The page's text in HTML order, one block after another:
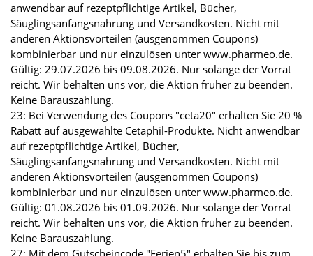
anwendbar auf rezeptpflichtige Artikel, Bücher,
Säuglingsanfangsnahrung und Versandkosten. Nicht mit
anderen Aktionsvorteilen (ausgenommen Coupons)
kombinierbar und nur einzulösen unter www.pharmeo.de.
Gültig: 29.07.2026 bis 09.08.2026. Nur solange der Vorrat
reicht. Wir behalten uns vor, die Aktion früher zu beenden.
Keine Barauszahlung.
23: Bei Verwendung des Coupons "ceta20" erhalten Sie 20 %
Rabatt auf ausgewählte Cetaphil-Produkte. Nicht anwendbar
auf rezeptpflichtige Artikel, Bücher,
Säuglingsanfangsnahrung und Versandkosten. Nicht mit
anderen Aktionsvorteilen (ausgenommen Coupons)
kombinierbar und nur einzulösen unter www.pharmeo.de.
Gültig: 01.08.2026 bis 01.09.2026. Nur solange der Vorrat
reicht. Wir behalten uns vor, die Aktion früher zu beenden.
Keine Barauszahlung.
27: Mit dem Gutscheincode "Ferien5" erhalten Sie bis zum